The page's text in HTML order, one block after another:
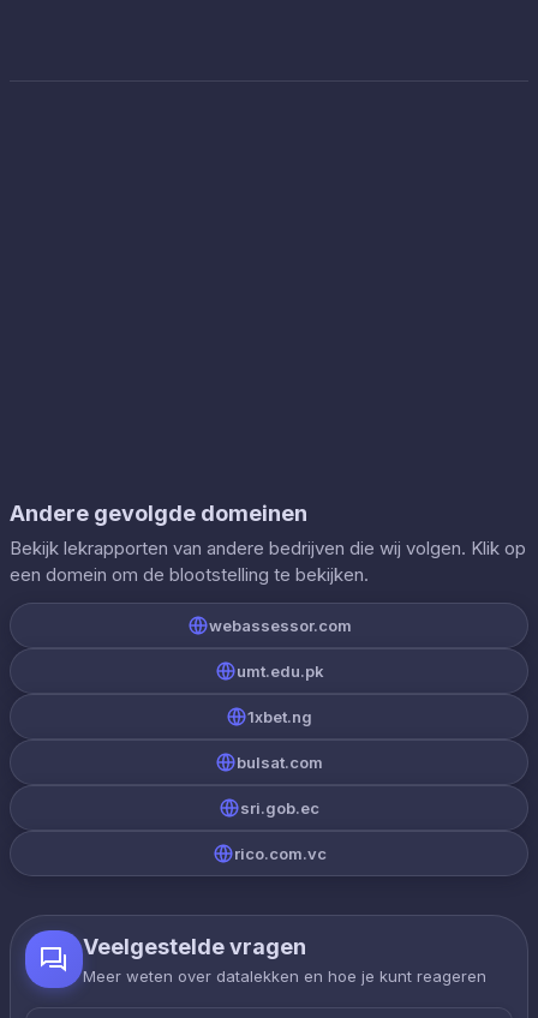
Andere gevolgde domeinen
Bekijk lekrapporten van andere bedrijven die wij volgen. Klik op
een domein om de blootstelling te bekijken.
webassessor.com
umt.edu.pk
1xbet.ng
bulsat.com
sri.gob.ec
rico.com.vc
Veelgestelde vragen
Meer weten over datalekken en hoe je kunt reageren